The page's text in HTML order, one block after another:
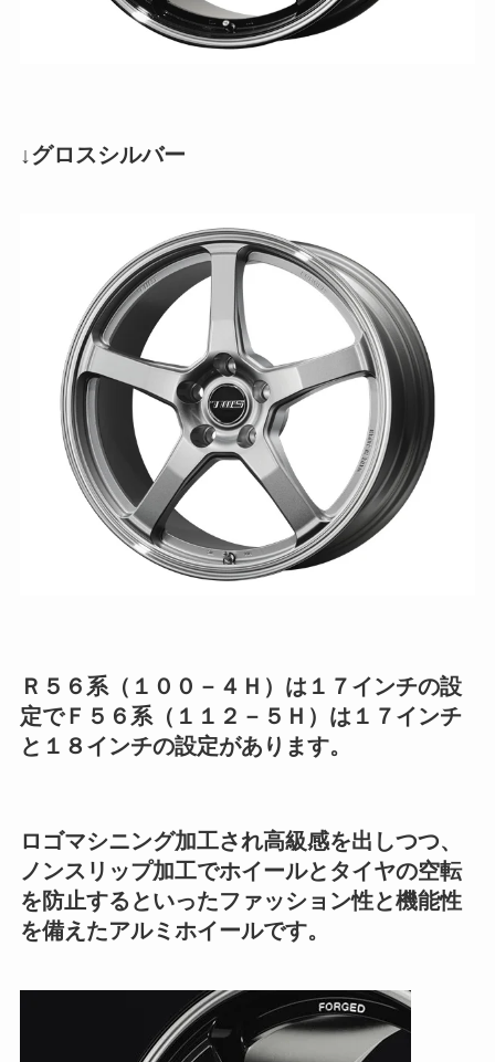
↓グロスシルバー
Ｒ５６系（１００－４Ｈ）は１７インチの設
定でＦ５６系（１１２－５Ｈ）は１７インチ
と１８インチの設定があります。
ロゴマシニング加工され高級感を出しつつ、
ノンスリップ加工でホイールとタイヤの空転
を防止するといったファッション性と機能性
を備えたアルミホイールです。